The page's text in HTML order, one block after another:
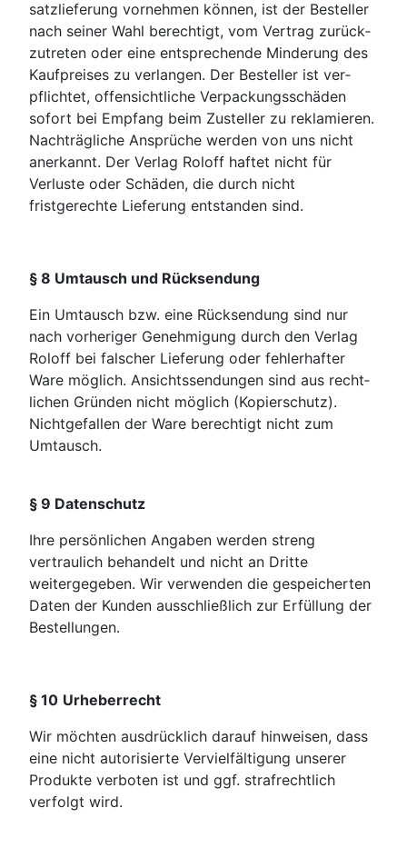
satzliefe­rung vornehmen können, ist der Besteller
nach seiner Wahl berechtigt, vom Vertrag zurück­
zutreten oder eine entsprechende Minderung des
Kaufpreises zu verlangen. Der Besteller ist ver­
pflichtet, offen­sichtliche Verpackungsschäden
sofort bei Empfang beim Zusteller zu reklamieren.
Nachträgliche An­sprüche werden von uns nicht
anerkannt. Der Verlag Roloff haftet nicht für
Verluste oder Schäden, die durch nicht
fristgerechte Lieferung entstanden sind.
§ 8 Umtausch und Rücksendung
Ein Umtausch bzw. eine Rücksendung sind nur
nach vorheriger Genehmigung durch den Verlag
Roloff bei falscher Lieferung oder fehlerhafter
Ware möglich. Ansichtssendungen sind aus recht­
lichen Gründen nicht möglich (Kopierschutz).
Nichtgefallen der Ware berechtigt nicht zum
Umtausch.
§ 9 Datenschutz
Ihre persönlichen Angaben werden streng
vertraulich behandelt und nicht an Dritte
weitergegeben. Wir verwenden die gespeicherten
Daten der Kunden ausschließlich zur Erfüllung der
Bestellungen.
§ 10 Urheberrecht
Wir möchten ausdrücklich darauf hinweisen, dass
eine nicht autorisierte Vervielfältigung unserer
Pro­dukte verboten ist und ggf. strafrechtlich
verfolgt wird.